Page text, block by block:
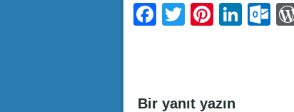
Facebook
Twitter
Bir yanıt yazın